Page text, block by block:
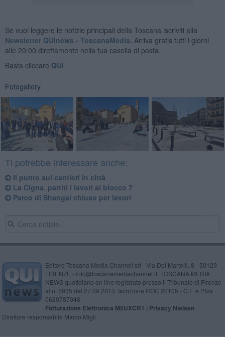
Se vuoi leggere le notizie principali della Toscana iscriviti alla
Newsletter QUInews - ToscanaMedia. Arriva gratis tutti i giorni
alle 20:00 direttamente nella tua casella di posta.
Basta cliccare QUI
Fotogallery
Ti potrebbe interessare anche:
Il punto sui cantieri in città
La Cigna, partiti i lavori al blocco 7
Parco di Shangai chiuso per lavori
Editore Toscana Media Channel srl - Via Dei Martelli, 8 - 50129
FIRENZE - info@toscanamediachannel.it. TOSCANA MEDIA
NEWS quotidiano on line registrato presso il Tribunale di Firenze
al n. 5935 del 27.09.2013. Iscrizione ROC 22105 - C.F. e P.Iva
0620787048
Fatturazione Elettronica M5UXCR1 | Privacy Nielsen
Direttore responsabile Marco Migli